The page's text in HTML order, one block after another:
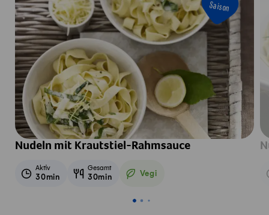
Saison
Nudeln mit Krautstiel-Rahmsauce
Aktiv
30min
Gesamt
30min Vegi
Vegetarisch